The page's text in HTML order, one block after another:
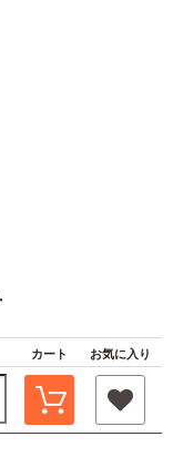
カート お気に入り